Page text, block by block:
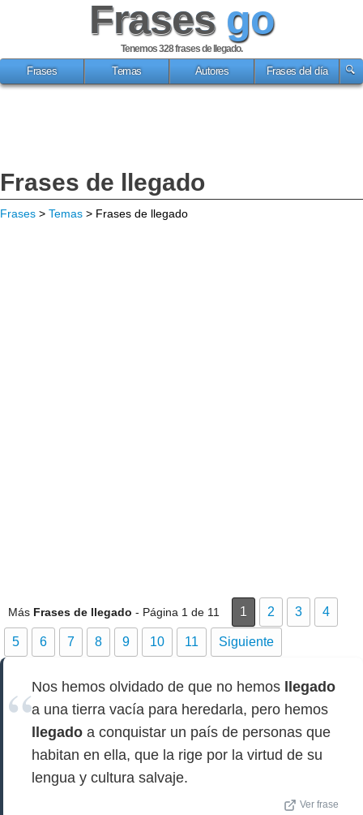
Frases go
Tenemos 328frases de llegado.
Frases
Temas Autores Frases del día
Frases de llegado
Frases > Temas > Frases de llegado
Más Frases de llegado - Página 1 de 11 1 2 3 4
5 6 7 8 9 10 11 Siguiente
Nos hemos olvidado de que no hemos
llegado
a una tierra vacía para heredarla, pero hemos
llegado a conquistar un país de personas que
habitan en ella, que la rige por la virtud de su
lengua y cultura salvaje.
Ver frase